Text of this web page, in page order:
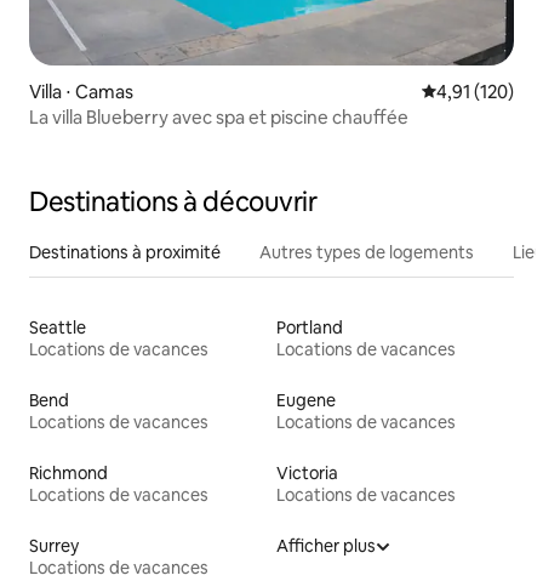
Villa ⋅ Camas Évaluation
4,91 (120)
La villa Blueberry avec spa et piscine chauffée
Destinations à découvrir
Destinations à proximité Autres types de logements
Seattle
Locations de vacances
Portland
Locations de vacances
Bend
Locations de vacances
Eugene
Locations de vacances
Richmond
Locations de vacances
Victoria
Locations de vacances
Surrey
Locations de vacances
Afficher plus